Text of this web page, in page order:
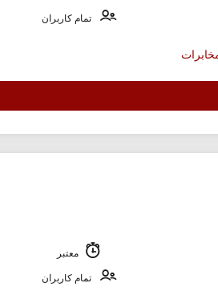
تمام کاربران
معتبر
تمام کاربران